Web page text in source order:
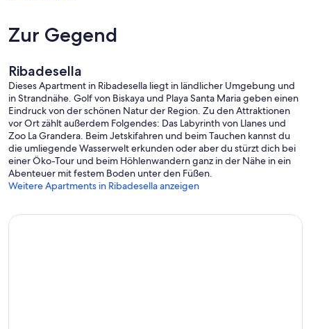
Zur Gegend
Ribadesella
Dieses Apartment in Ribadesella liegt in ländlicher Umgebung und
in Strandnähe. Golf von Biskaya und Playa Santa Maria geben einen
Eindruck von der schönen Natur der Region. Zu den Attraktionen
vor Ort zählt außerdem Folgendes: Das Labyrinth von Llanes und
Zoo La Grandera. Beim Jetskifahren und beim Tauchen kannst du
die umliegende Wasserwelt erkunden oder aber du stürzt dich bei
einer Öko-Tour und beim Höhlenwandern ganz in der Nähe in ein
Abenteuer mit festem Boden unter den Füßen.
Weitere Apartments in Ribadesella anzeigen